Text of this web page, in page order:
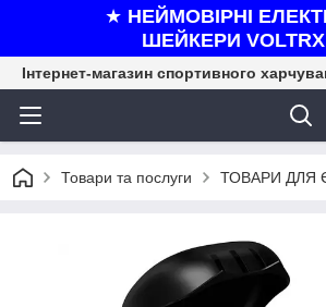
★ НЕЙМОВІРНІ
ШЕЙКЕРИ VOLTRX
Інтернет-магазин спортивного
Товари та послуги ТОВАРИ ДЛЯ